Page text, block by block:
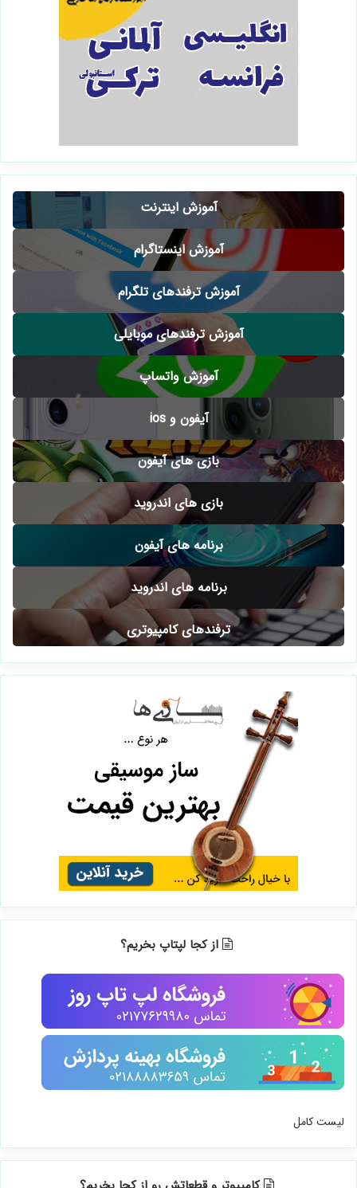
آموزش اینترنت
آموزش اینستاگرام
آموزش ترفندهای تلگرام
آموزش ترفندهای موبایلی
آموزش واتساپ
آیفون و ios
بازی های آیفون
بازی های اندروید
برنامه های آیفون
برنامه های اندروید
ترفندهای کامپیوتری
از کجا لپتاپ بخریم؟
لیست کامل